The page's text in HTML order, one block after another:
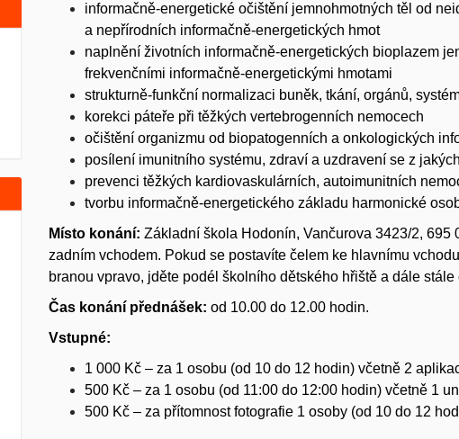
informačně-energetické očištění jemnohmotných těl od
a nepřírodních informačně-energetických hmot
naplnění životních informačně-energetických bioplazem
frekvenčními informačně-energetickými hmotami
strukturně-funkční normalizaci buněk, tkání, orgánů,
korekci páteře při těžkých vertebrogenních nemocech
očištění organizmu od biopatogenních a onkologických
posílení imunitního systému, zdraví a uzdravení se z
prevenci těžkých kardiovaskulárních, autoimunitních
tvorbu informačně-energetického základu harmonické
Místo konání: Základní škola Hodonín, Vančurova 3423/2, 695
zadním vchodem. Pokud se postavíte čelem ke hlavnímu
branou vpravo, jděte podél školního dětského hřiště a dále stále
Čas konání přednášek: od 10.00 do 12.00 hodin.
Vstupné:
1 000 Kč – za 1 osobu (od 10 do 12 hodin) včetně 2
500 Kč – za 1 osobu (od 11:00 do 12:00 hodin) včetně 1
500 Kč – za přítomnost fotografie 1 osoby (od 10 do 12